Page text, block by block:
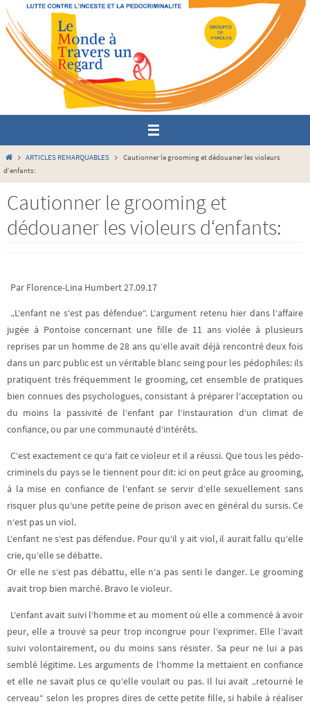
Passer
vers
contenu
HomeARTICLES REMARQUABLES
Cautionner le grooming et dédouaner les violeurs
d‘enfants:
Cautionner le grooming et
dédouaner les violeurs d‘enfants:
Par Florence-Lina Humbert 27.09.17
„L‘enfant ne s‘est pas défendue“. L‘argument retenu hier dans l‘affaire
jugée à Pontoise concernant une fille de 11 ans violée à plusieurs
reprises par un homme de 28 ans qu‘elle avait déjà rencontré deux fois
dans un parc public est un véritable blanc seing pour les pédophiles: ils
pratiquent très fréquemment le grooming, cet ensemble de pratiques
bien connues des psychologues, consistant à préparer l‘acceptation ou
du moins la passivité de l‘enfant par l‘instauration d‘un climat de
confiance, ou par une communauté d‘intérêts.
C‘est exactement ce qu‘a fait ce violeur et il a réussi. Que tous les pédo-
criminels du pays se le tiennent pour dit: ici on peut grâce au grooming,
à la mise en confiance de l‘enfant se servir d‘elle sexuellement sans
risquer plus qu‘une petite peine de prison avec en général du sursis. Ce
n‘est pas un viol.
L‘enfant ne s‘est pas défendue. Pour qu‘il y ait viol, il aurait fallu qu‘elle
crie, qu‘elle se débatte.
Or elle ne s‘est pas débattu, elle n‘a pas senti le danger. Le grooming
avait trop bien marché. Bravo le violeur.
L‘enfant avait suivi l‘homme et au moment où elle a commencé à avoir
peur, elle a trouvé sa peur trop incongrue pour l‘exprimer. Elle l‘avait
suivi volontairement, ou du moins sans résister. Sa peur ne lui a pas
semblé légitime. Les arguments de l‘homme la mettaient en confiance
et elle ne savait plus ce qu‘elle voulait ou pas. Il lui avait „retourné le
cerveau“ selon les propres dires de cette petite fille, si habile à réaliser